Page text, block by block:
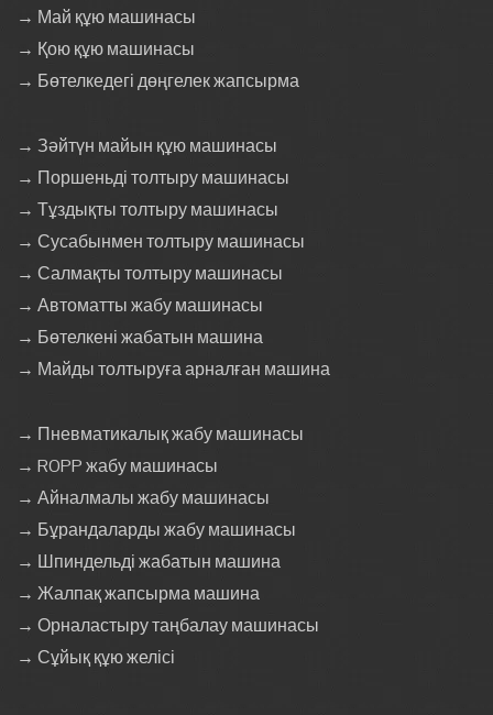
→ Май құю машинасы
→ Қою құю машинасы
→ Бөтелкедегі дөңгелек жапсырма
→ Зәйтүн майын құю машинасы
→ Поршеньді толтыру машинасы
→ Тұздықты толтыру машинасы
→ Сусабынмен толтыру машинасы
→ Салмақты толтыру машинасы
→ Автоматты жабу машинасы
→ Бөтелкені жабатын машина
→ Майды толтыруға арналған машина
→ Пневматикалық жабу машинасы
→ ROPP жабу машинасы
→ Айналмалы жабу машинасы
→ Бұрандаларды жабу машинасы
→ Шпиндельді жабатын машина
→ Жалпақ жапсырма машина
→ Орналастыру таңбалау машинасы
→ Сұйық құю желісі